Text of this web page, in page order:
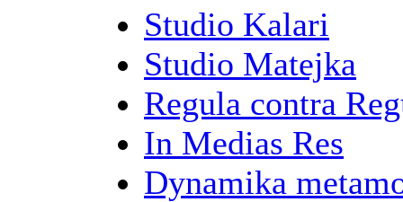
Studio Kalari
Studio Matejka
Regula contra
In Medias Res
Dynamika